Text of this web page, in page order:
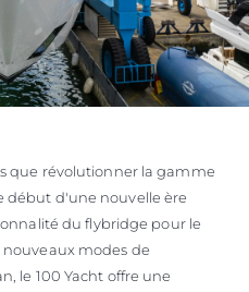
que révolutionner la gamme
début d'une nouvelle ère
du flybridge pour le
modes de
le 100 Yacht offre une